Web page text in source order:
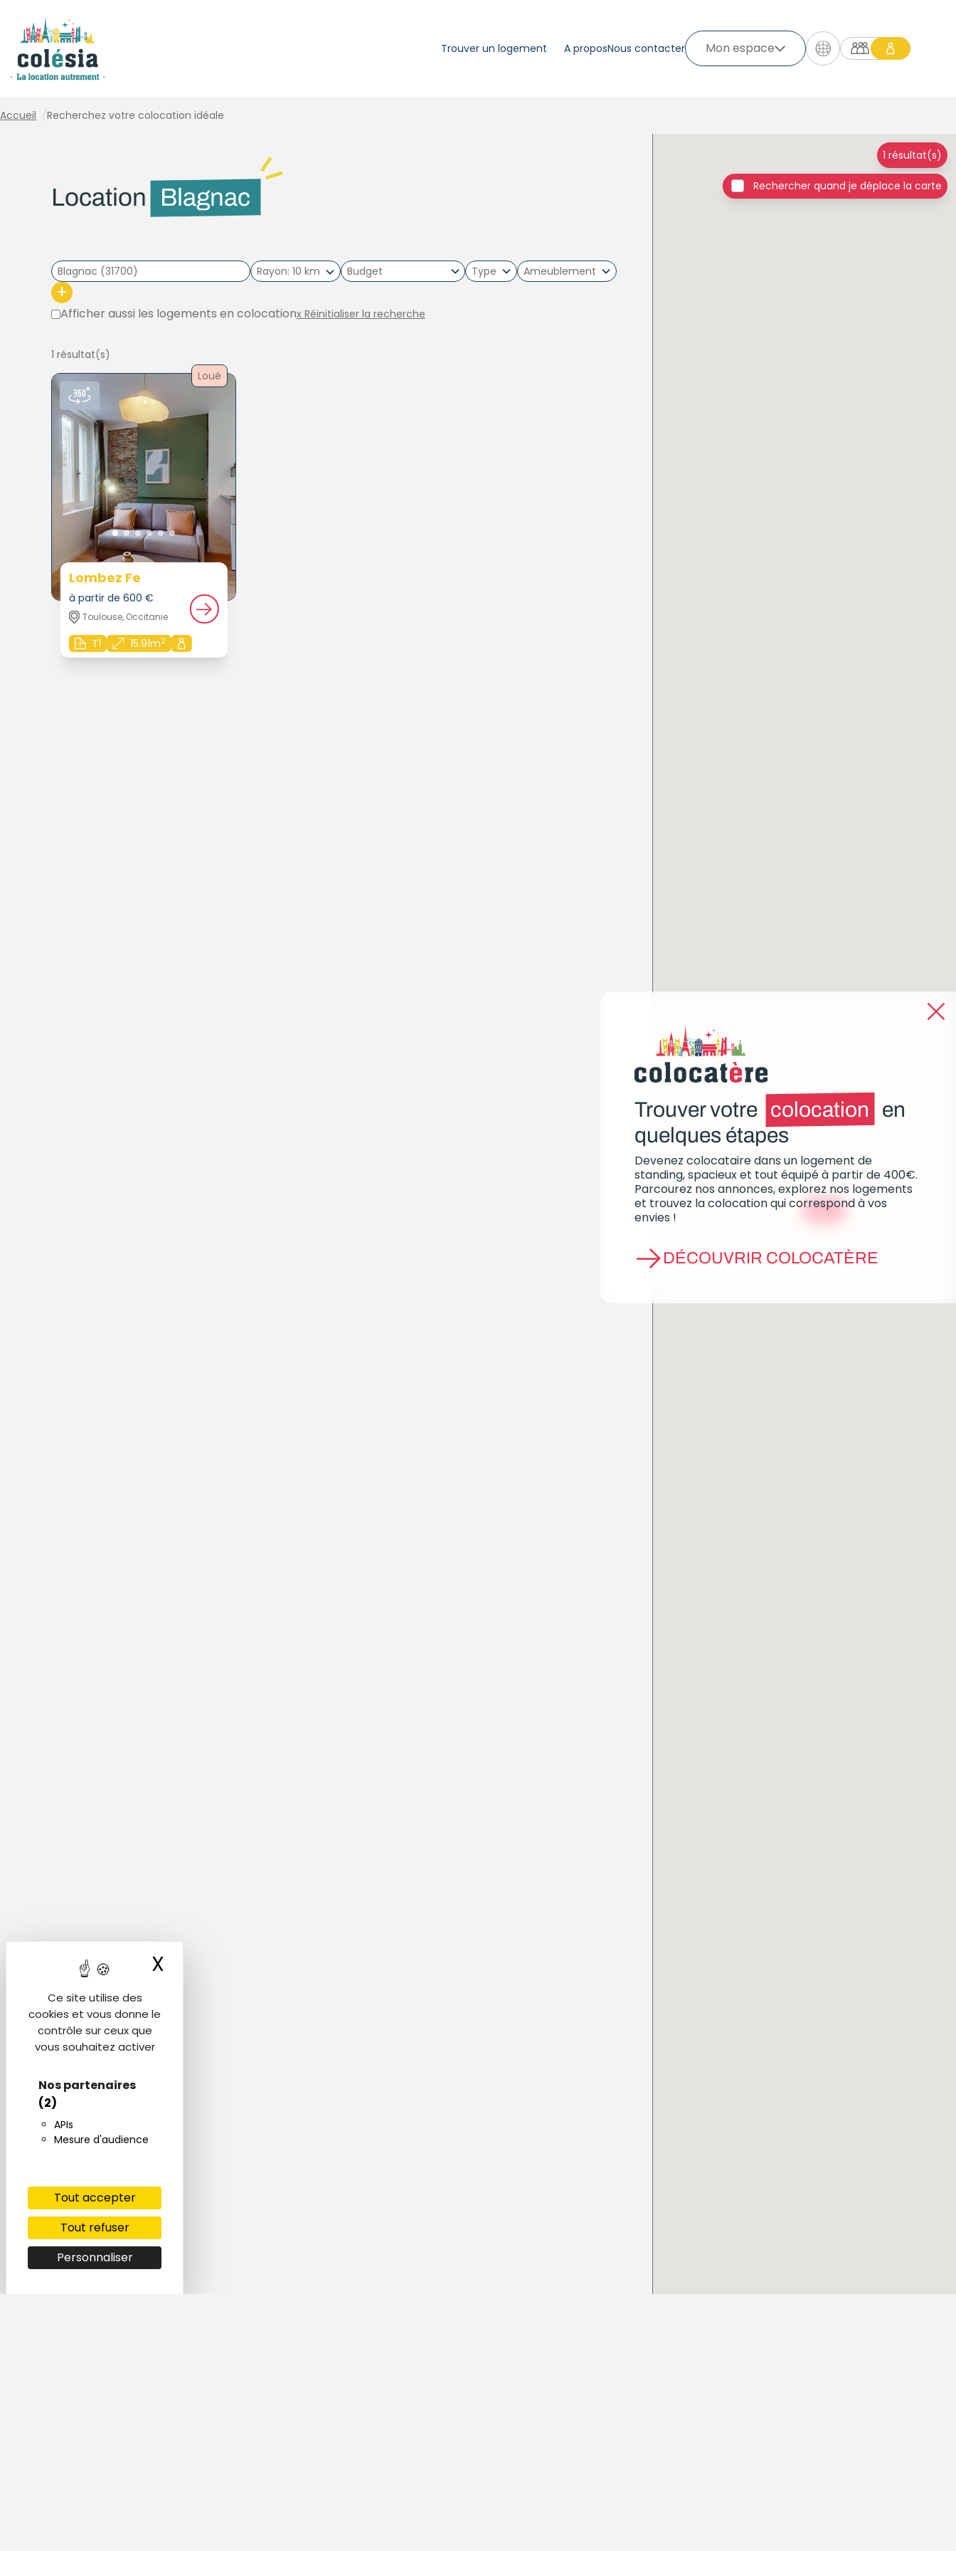
Ce site utilise des
cookies et vous donne le
contrôle sur ceux que
vous souhaitez activer
Nos partenaires
(2)
APIs
Mesure d'audience
Tout accepter
Tout refuser
Personnaliser
X
Mon espace
Trouver un logement A proposNous contacter
Trouver votre colocation
en
quelques étapes
Devenez colocataire dans un logement de
standing, spacieux et tout équipé à partir de 400€.
Parcourez nos annonces, explorez nos logements
et trouvez la colocation qui correspond à vos
envies !
DÉCOUVRIR COLOCATÈRE
Accueil /Recherchez votre colocation idéale
Location Blagnac
Rayon 10 km Type Ameublement
+
Afficher aussi les logements en colocationx Réinitialiser la recherche
1 résultat(s)
Loué
Lombez Fe
à partir de 600 €
Toulouse, Occitanie
T1 15.91m2
à partir de
600€
1 résultat(s)
Rechercher quand je déplace la carte